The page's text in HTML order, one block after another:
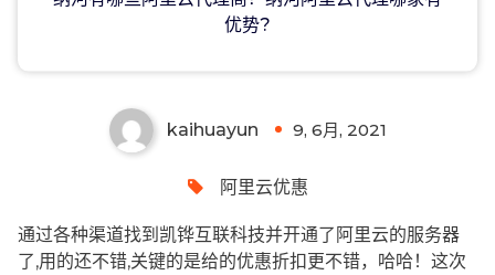
优势?
代理哪家有优势?
kaihuayun 9, 6月, 2021
阿里云优惠
通过各种渠道找到凯铧互联科技并开通了阿里云的服务器
了,用的还不错,关键的是给的优惠折扣更不错，哈哈！这次